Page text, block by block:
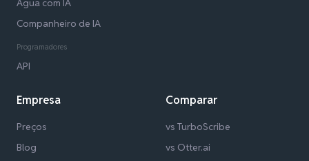
Água com IA
Companheiro de IA
Programadores
API
Empresa
Preços
Blog
Comparar
vs TurboScribe
vs Otter.ai